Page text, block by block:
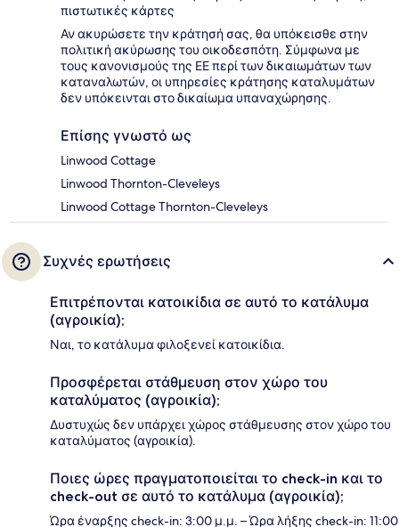
πιστωτικές κάρτες
Αν ακυρώσετε την κράτησή σας, θα υπόκεισθε στην
πολιτική ακύρωσης του οικοδεσπότη. Σύμφωνα με
τους κανονισμούς της ΕΕ περί των δικαιωμάτων των
καταναλωτών, οι υπηρεσίες κράτησης καταλυμάτων
δεν υπόκεινται στο δικαίωμα υπαναχώρησης.
Επίσης γνωστό ως
Linwood Cottage
Linwood Thornton-Cleveleys
Linwood Cottage Thornton-Cleveleys
Συχνές ερωτήσεις
Επιτρέπονται κατοικίδια σε αυτό το κατάλυμα
(αγροικία);
Ναι, το κατάλυμα φιλοξενεί κατοικίδια.
Προσφέρεται στάθμευση στον χώρο του
καταλύματος (αγροικία);
Δυστυχώς δεν υπάρχει χώρος στάθμευσης στον χώρο του
καταλύματος (αγροικία).
Ποιες ώρες πραγματοποιείται το check-in και το
check-out σε αυτό το κατάλυμα (αγροικία);
Ώρα έναρξης check-in: 3:00 μ.μ. – Ώρα λήξης check-in: 11:00